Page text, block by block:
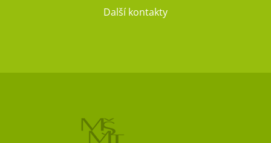
Další kontakty